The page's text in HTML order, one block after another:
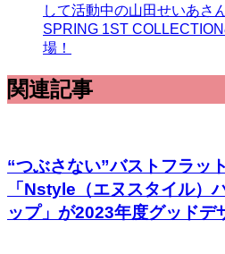
して活動中の山田せいあさ
SPRING 1ST
場！
関連記事
“つぶさない”バストフラッ
「Nstyle（エヌスタイル）
ップ」が2023年度グッドデ